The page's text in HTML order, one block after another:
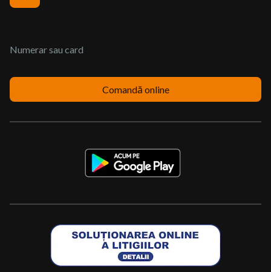
Numerar sau card
Comandă online